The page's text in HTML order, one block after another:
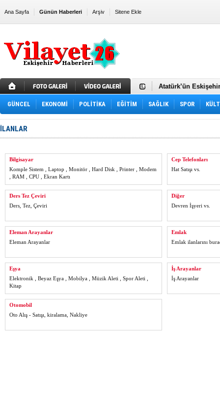
Ana Sayfa Günün Haberleri Arşiv Sitene Ekle
Eskişehir, Sivil
Atatürk’ün
Eskişehir Emek
CHP’de kurultay
Eskişehir Sağlık-
Eskişehir'de,
Eskişehir GES
AK Parti’de üç il
Eskişehir Valisi
Eskişehir Valisi
Eskişehirli Sporcular
İzmir’de Yetkinin
Markette başlayan
GÜNCEL EKONOMİ POLİTİKA EĞİTİM SAĞLIK SPOR
İLANLAR
Bilgisayar
Komple Sistem , Laptop , Monitör , Hard Disk , Printer , Modem
, RAM , CPU , Ekran Kartı
Cep Telefonları
Hat Satışı vs.
Ders Tez Çeviri
Ders, Tez, Çeviri
Diğer
Devren İşyeri vs.
Eleman Arayanlar
Eleman Arayanlar
Emlak
Emlak ilanlarını
Eşya
Elektronik , Beyaz Eşya , Mobilya , Müzik Aleti , Spor Aleti ,
Kitap
İş Arayanlar
İş Arayanlar
Otomobil
Oto Alış - Satışı, kiralama, Nakliye